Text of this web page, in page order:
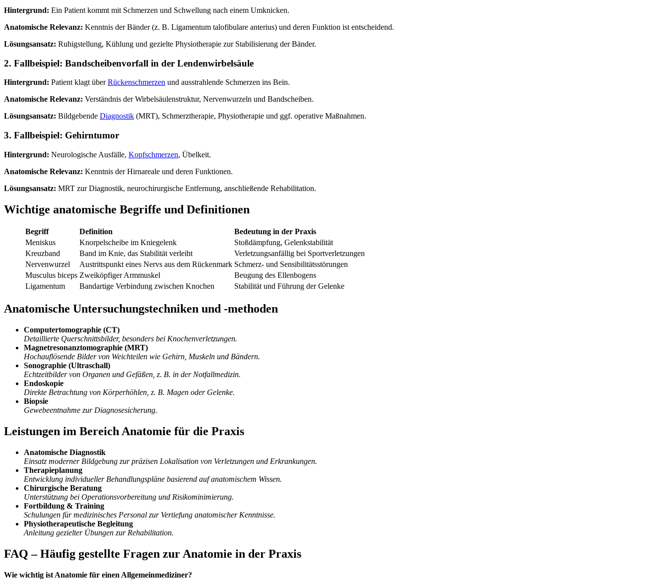
Hintergrund: Ein Patient kommt mit Schmerzen und Schwellung nach einem Umknicken.
Anatomische Relevanz: Kenntnis der Bänder (z. B. Ligamentum talofibulare anterius) und deren Funktion ist entscheidend.
Lösungsansatz: Ruhigstellung, Kühlung und gezielte Physiotherapie zur Stabilisierung der Bänder.
2. Fallbeispiel: Bandscheibenvorfall in der Lendenwirbelsäule
Hintergrund: Patient klagt überRückenschmerzen und ausstrahlende Schmerzen ins Bein.
Anatomische Relevanz: Verständnis der Wirbelsäulenstruktur, Nervenwurzeln und Bandscheiben.
Lösungsansatz: Bildgebende Diagnostik (MRT), Schmerztherapie, Physiotherapie und ggf. operative Maßnahmen.
3. Fallbeispiel: Gehirntumor
Hintergrund: Neurologische Ausfälle, Kopfschmerzen, Übelkeit.
Anatomische Relevanz: Kenntnis der Hirnareale und deren Funktionen.
Lösungsansatz: MRT zur Diagnostik, neurochirurgische Entfernung, anschließende Rehabilitation.
Wichtige anatomische Begriffe und Definitionen
Begriff Definition
Bedeutung in der Praxis
Meniskus
Knorpelscheibe im Kniegelenk
Stoßdämpfung, Gelenkstabilität
Kreuzband
Band im Knie, das Stabilität verleiht
Verletzungsanfällig bei Sportverletzungen
Nervenwurzel
Austrittspunkt eines Nervs aus dem Rückenmark Schmerz- und Sensibilitätsstörungen
Musculus biceps Zweiköpfiger Armmuskel
Beugung des Ellenbogens
Ligamentum
Bandartige Verbindung zwischen Knochen Stabilität und Führung der Gelenke
Anatomische Untersuchungstechniken und -methoden
Computertomographie (CT)
Detaillierte Querschnittsbilder, besonders bei Knochenverletzungen.
Magnetresonanztomographie (MRT)
Hochauflösende Bilder von Weichteilen wie Gehirn, Muskeln und Bändern.
Sonographie (Ultraschall)
Echtzeitbilder von Organen und Gefäßen, z. B. in der Notfallmedizin.
Endoskopie
Direkte Betrachtung von Körperhöhlen, z. B. Magen oder Gelenke.
Biopsie
Gewebeentnahme zur Diagnosesicherung.
Leistungen im Bereich Anatomie für die Praxis
Anatomische Diagnostik
Einsatz moderner Bildgebung zur präzisen Lokalisation von Verletzungen und Erkrankungen.
Therapieplanung
Entwicklung individueller Behandlungspläne basierend auf anatomischem Wissen.
Chirurgische Beratung
Unterstützung bei Operationsvorbereitung und Risikominimierung.
Fortbildung & Training
Schulungen für medizinisches Personal zur Vertiefung anatomischer Kenntnisse.
Physiotherapeutische Begleitung
Anleitung gezielter Übungen zur Rehabilitation.
FAQ – Häufig gestellte Fragen zur Anatomie in der Praxis
Wie wichtig ist Anatomie für einen Allgemeinmediziner?